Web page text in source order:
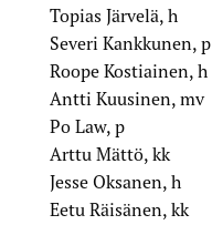
Topias Järvelä, h
Severi Kankkunen, p
Roope Kostiainen, h
Antti Kuusinen, mv
Po Law, p
Arttu Mättö, kk
Jesse Oksanen, h
Eetu Räisänen, kk